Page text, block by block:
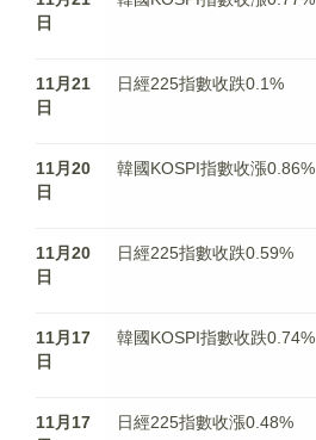
日
11月21
日
日經225指數收跌0.1%
11月20
日
韓國KOSPI指數收漲0.86%
11月20
日
日經225指數收跌0.59%
11月17
日
韓國KOSPI指數收跌0.74%
11月17
日經225指數收漲0.48%